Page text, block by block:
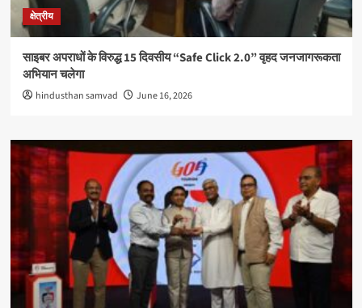
क्षेत्रीय
साइबर अपराधों के विरुद्ध 15 दिवसीय “Safe Click 2.0” वृहद जनजागरूकता
अभियान चलेगा
hindusthan samvad June 16, 2026